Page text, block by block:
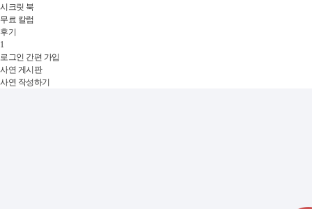
시크릿 북
무료 칼럼
후기
1
로그인 간편 가입
사연 게시판
사연 작성하기